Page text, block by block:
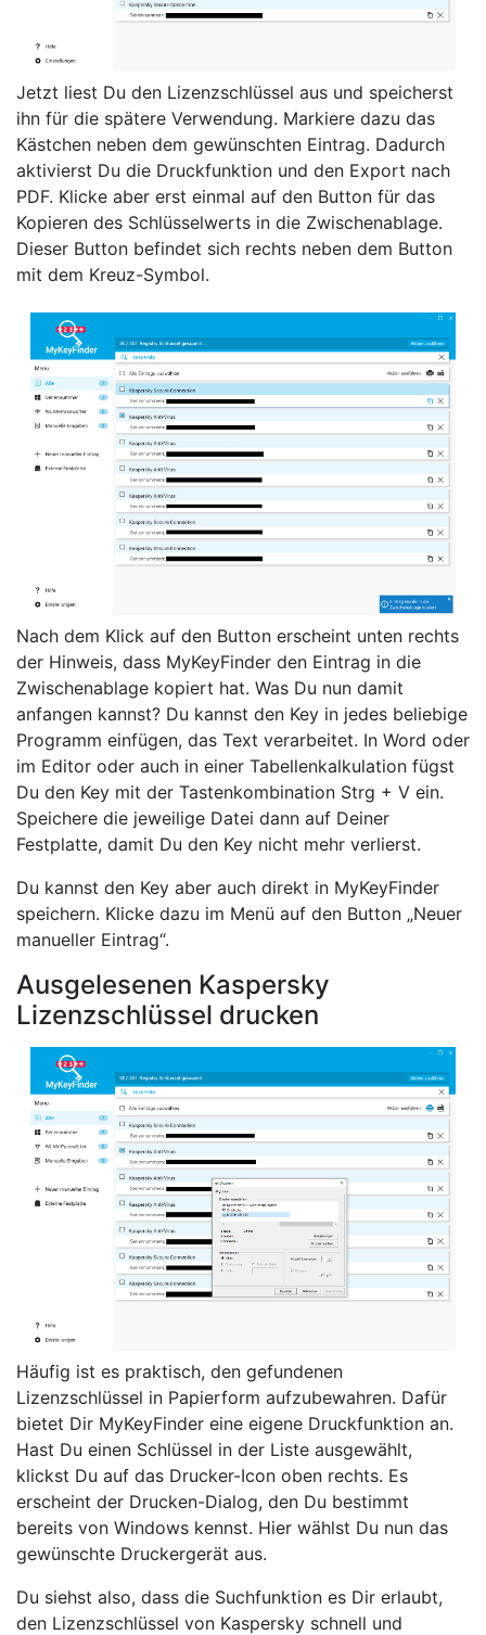
Jetzt liest Du den Lizenzschlüssel aus und speicherst
ihn für die spätere Verwendung. Markiere dazu das
Kästchen neben dem gewünschten Eintrag. Dadurch
aktivierst Du die Druckfunktion und den Export nach
PDF. Klicke aber erst einmal auf den Button für das
Kopieren des Schlüsselwerts in die Zwischenablage.
Dieser Button befindet sich rechts neben dem Button
mit dem Kreuz-Symbol.
Nach dem Klick auf den Button erscheint unten rechts
der Hinweis, dass MyKeyFinder den Eintrag in die
Zwischenablage kopiert hat. Was Du nun damit
anfangen kannst? Du kannst den Key in jedes beliebige
Programm einfügen, das Text verarbeitet. In Word oder
im Editor oder auch in einer Tabellenkalkulation fügst
Du den Key mit der Tastenkombination Strg + V ein.
Speichere die jeweilige Datei dann auf Deiner
Festplatte, damit Du den Key nicht mehr verlierst.
Du kannst den Key aber auch direkt in MyKeyFinder
speichern. Klicke dazu im Menü auf den Button „Neuer
manueller Eintrag“.
Ausgelesenen Kaspersky
Lizenzschlüssel drucken
Häufig ist es praktisch, den gefundenen
Lizenzschlüssel in Papierform aufzubewahren. Dafür
bietet Dir MyKeyFinder eine eigene Druckfunktion an.
Hast Du einen Schlüssel in der Liste ausgewählt,
klickst Du auf das Drucker-Icon oben rechts. Es
erscheint der Drucken-Dialog, den Du bestimmt
bereits von Windows kennst. Hier wählst Du nun das
gewünschte Druckergerät aus.
Du siehst also, dass die Suchfunktion es Dir erlaubt,
den Lizenzschlüssel von Kaspersky schnell und